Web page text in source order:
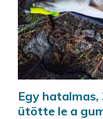
Egy
ütötte le a